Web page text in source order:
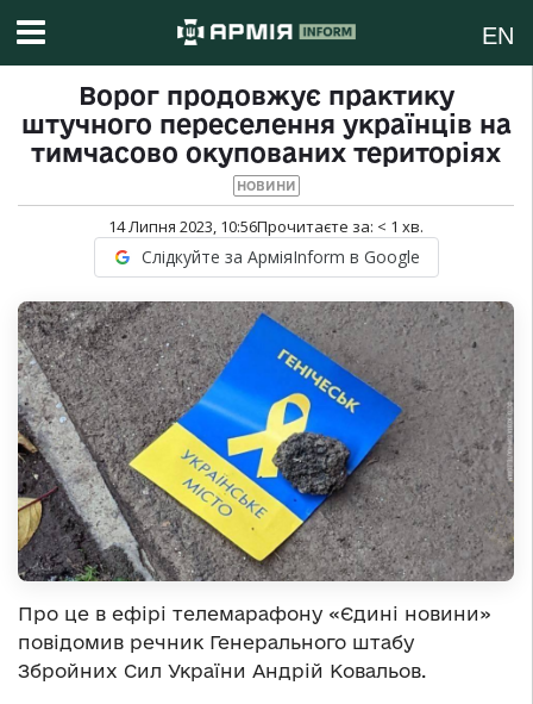
EN
Ворог продовжує практику
штучного переселення українців на
тимчасово окупованих територіях
НОВИНИ
14 Липня 2023, 10:56Прочитаєте за: < 1 хв.
Слідкуйте за АрміяInform в Google
Про це в ефірі телемарафону «Єдині новини»
повідомив речник Генерального штабу
Збройних Сил України Андрій Ковальов.